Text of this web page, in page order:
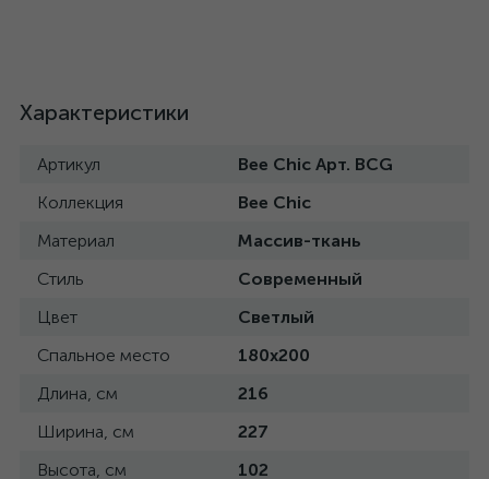
Характеристики
Артикул
Bee Chic Арт. BCG
Коллекция
Bee Chic
Материал
Массив-ткань
Стиль
Современный
Цвет
Светлый
Спальное место
180x200
Длина, см
216
Ширина, см
227
Высота, см
102